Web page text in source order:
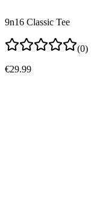
9n16 Classic Tee
(0)
€29.99